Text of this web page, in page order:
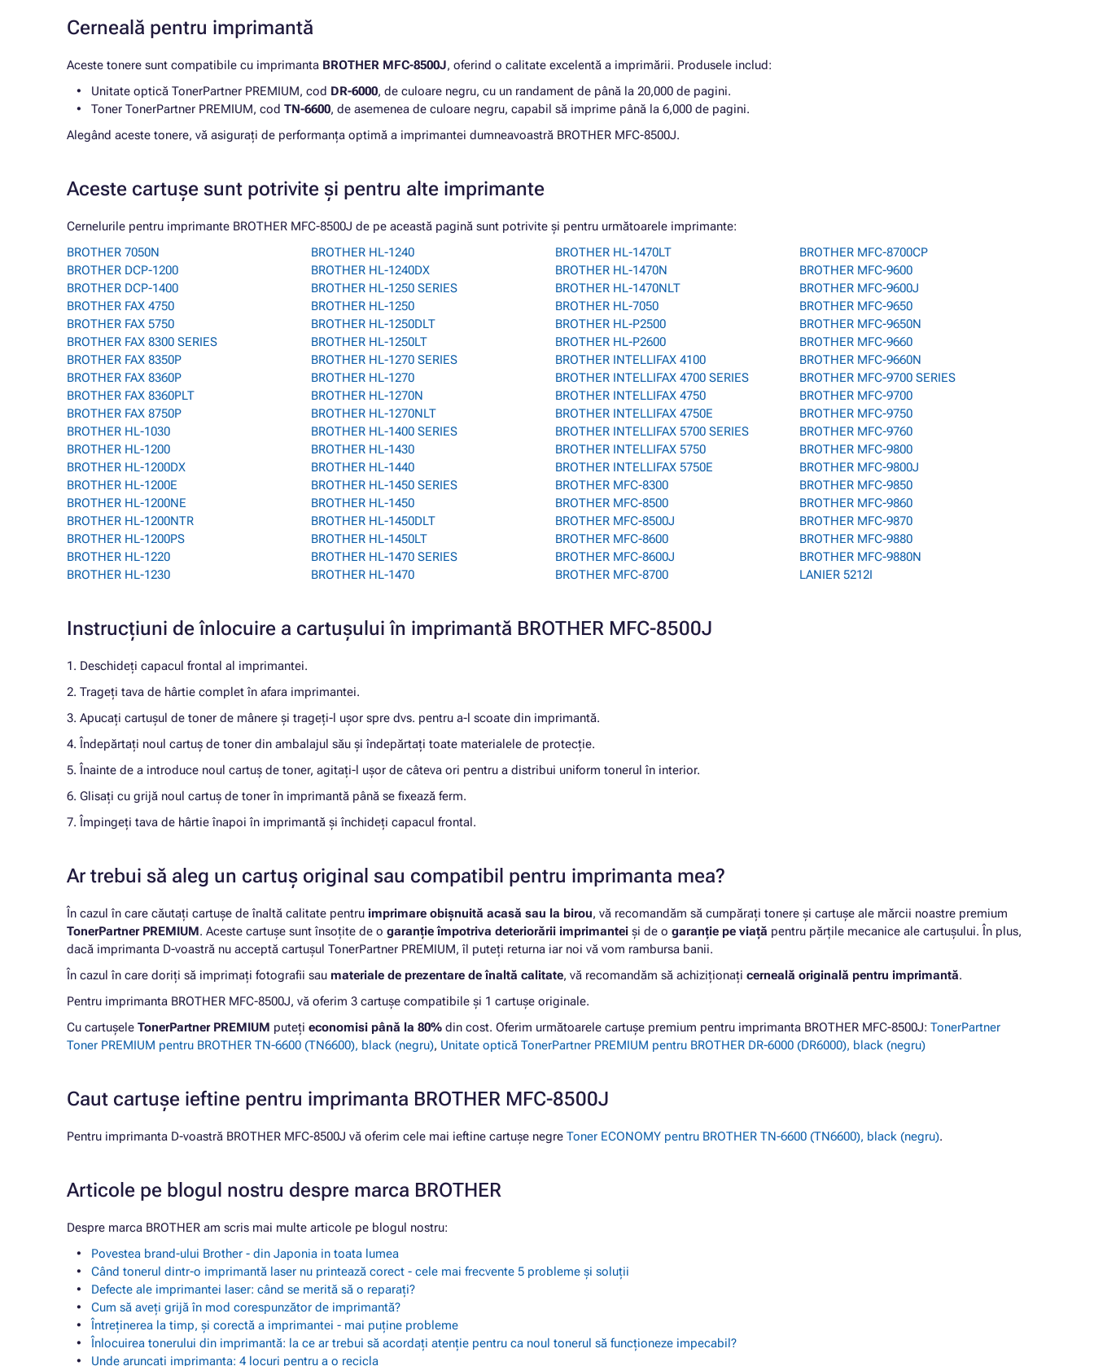
Cerneală pentru imprimantă
Aceste tonere sunt compatibile cu imprimanta BROTHER MFC-8500J, oferind o calitate excelentă a imprimării. Produsele includ:
Unitate optică TonerPartner PREMIUM, cod DR-6000, de culoare negru, cu un randament de până la 20,000 de pagini.
Toner TonerPartner PREMIUM, cod TN-6600, de asemenea de culoare negru, capabil să imprime până la 6,000 de pagini.
Alegând aceste tonere, vă asigurați de performanța optimă a imprimantei dumneavoastră BROTHER MFC-8500J.
Aceste cartușe sunt potrivite și pentru alte imprimante
Cernelurile pentru imprimante BROTHER MFC-8500J de pe această pagină sunt potrivite și pentru următoarele imprimante:
BROTHER 7050N
BROTHER DCP-1200
BROTHER DCP-1400
BROTHER FAX 4750
BROTHER FAX 5750
BROTHER FAX 8300 SERIES
BROTHER FAX 8350P
BROTHER FAX 8360P
BROTHER FAX 8360PLT
BROTHER FAX 8750P
BROTHER HL-1030
BROTHER HL-1200
BROTHER HL-1200DX
BROTHER HL-1200E
BROTHER HL-1200NE
BROTHER HL-1200NTR
BROTHER HL-1200PS
BROTHER HL-1220
BROTHER HL-1230
BROTHER HL-1240
BROTHER HL-1240DX
BROTHER HL-1250 SERIES
BROTHER HL-1250
BROTHER HL-1250DLT
BROTHER HL-1250LT
BROTHER HL-1270 SERIES
BROTHER HL-1270
BROTHER HL-1270N
BROTHER HL-1270NLT
BROTHER HL-1400 SERIES
BROTHER HL-1430
BROTHER HL-1440
BROTHER HL-1450 SERIES
BROTHER HL-1450
BROTHER HL-1450DLT
BROTHER HL-1450LT
BROTHER HL-1470 SERIES
BROTHER HL-1470
BROTHER HL-1470LT
BROTHER HL-1470N
BROTHER HL-1470NLT
BROTHER HL-7050
BROTHER HL-P2500
BROTHER HL-P2600
BROTHER INTELLIFAX 4100
BROTHER INTELLIFAX 4700 SERIES
BROTHER INTELLIFAX 4750
BROTHER INTELLIFAX 4750E
BROTHER INTELLIFAX 5700 SERIES
BROTHER INTELLIFAX 5750
BROTHER INTELLIFAX 5750E
BROTHER MFC-8300
BROTHER MFC-8500
BROTHER MFC-8500J
BROTHER MFC-8600
BROTHER MFC-8600J
BROTHER MFC-8700
BROTHER MFC-8700CP
BROTHER MFC-9600
BROTHER MFC-9600J
BROTHER MFC-9650
BROTHER MFC-9650N
BROTHER MFC-9660
BROTHER MFC-9660N
BROTHER MFC-9700 SERIES
BROTHER MFC-9700
BROTHER MFC-9750
BROTHER MFC-9760
BROTHER MFC-9800
BROTHER MFC-9800J
BROTHER MFC-9850
BROTHER MFC-9860
BROTHER MFC-9870
BROTHER MFC-9880
BROTHER MFC-9880N
LANIER 5212I
Instrucțiuni de înlocuire a cartușului în imprimantă BROTHER MFC-8500J
1. Deschideți capacul frontal al imprimantei.
2. Trageți tava de hârtie complet în afara imprimantei.
3. Apucați cartușul de toner de mânere și trageți-l ușor spre dvs. pentru a-l scoate din imprimantă.
4. Îndepărtați noul cartuș de toner din ambalajul său și îndepărtați toate materialele de protecție.
5. Înainte de a introduce noul cartuș de toner, agitați-l ușor de câteva ori pentru a distribui uniform tonerul în interior.
6. Glisați cu grijă noul cartuș de toner în imprimantă până se fixează ferm.
7. Împingeți tava de hârtie înapoi în imprimantă și închideți capacul frontal.
Ar trebui să aleg un cartuș original sau compatibil pentru imprimanta mea?
În cazul în care căutați cartușe de înaltă calitate pentru imprimare obișnuită acasă sau la birou, vă recomandăm să cumpărați tonere și cartușe ale mărcii noastre premium
TonerPartner PREMIUM. Aceste cartușe sunt însoțite de o garanție împotriva deteriorării imprimantei și de o garanție pe viață pentru părțile mecanice ale cartușului. În plus,
dacă imprimanta D-voastră nu acceptă cartușul TonerPartner PREMIUM, îl puteți returna iar noi vă vom rambursa banii.
În cazul în care doriți să imprimați fotografii sau materiale de prezentare de înaltă calitate, vă recomandăm să achiziționați cerneală originală pentru imprimantă.
Pentru imprimanta BROTHER MFC-8500J, vă oferim 3 cartușe compatibile și 1 cartușe originale.
Cu cartușele TonerPartner PREMIUM puteți economisi până la 80% din cost. Oferim următoarele cartușe premium pentru imprimanta BROTHER MFC-8500J: TonerPartner
Toner PREMIUM pentru BROTHER TN-6600 (TN6600), black (negru), Unitate optică TonerPartner PREMIUM pentru BROTHER DR-6000 (DR6000), black (negru)
Caut cartușe ieftine pentru imprimanta BROTHER MFC-8500J
Pentru imprimanta D-voastră BROTHER MFC-8500J vă oferim cele mai ieftine cartușe negre Toner ECONOMY pentru BROTHER TN-6600 (TN6600), black (negru).
Articole pe blogul nostru despre marca BROTHER
Despre marca BROTHER am scris mai multe articole pe blogul nostru:
Povestea brand-ului Brother - din Japonia in toata lumea
Când tonerul dintr-o imprimantă laser nu printează corect - cele mai frecvente 5 probleme și soluții
Defecte ale imprimantei laser: când se merită să o reparați?
Cum să aveți grijă în mod corespunzător de imprimantă?
Întreținerea la timp, și corectă a imprimantei - mai puține probleme
Înlocuirea tonerului din imprimantă: la ce ar trebui să acordați atenție pentru ca noul tonerul să funcționeze impecabil?
Unde aruncați imprimanta: 4 locuri pentru a o recicla